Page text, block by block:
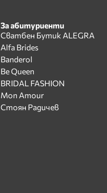
За абитуриенти
Сватбен Бутик ALEGRA
Alfa Brides
Banderol
Be Queen
BRIDAL FASHION
Mon Amour
Стоян Радичев